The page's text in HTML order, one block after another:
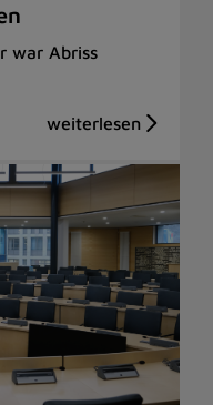
war Abriss